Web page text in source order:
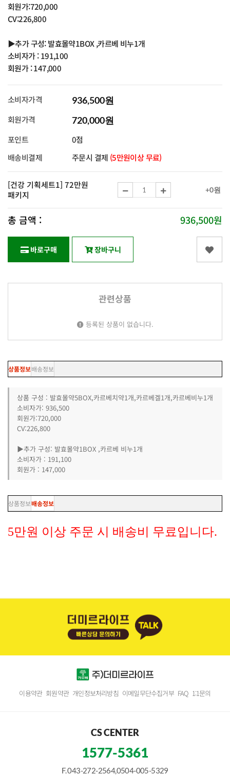
회원가:720,000
CV:226,800
▶추가 구성: 발효몰약1BOX ,카르베 비누1개
소비자가 : 191,100
회원가 : 147,000
소비자가격 936,500원
회원가격 720,000원
포인트
0점
배송비결제
주문시 결제 (5만원이상 무료)
[건강 기획세트1] 72만원
패키지
+0원
총 금액 : 936,500원
바로구매 장바구니
관련상품
등록된 상품이 없습니다.
상품정보배송정보
상품 구성 : 발효몰약5BOX,카르베치약1개,카르베겔1개,카르베비누1개
소비자가: 936,500
회원가:720,000
CV:226,800
▶추가 구성: 발효몰약1BOX ,카르베 비누1개
소비자가 : 191,100
회원가 : 147,000
상품정보배송정보
5만원 이상 주문 시 배송비 무료입니다.
이용약관 회원약관 개인정보처리방침 이메일무단수집거부 FAQ 1:1문의
CS CENTER
1577-5361
F. 043-272-2564,0504-005-5329